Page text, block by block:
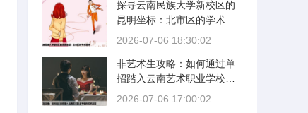
探寻云南民族大学新校区的
昆明坐标：北市区的学术绿
洲
2026-07-06 18:30:02
非艺术生攻略：如何通过单
招踏入云南艺术职业学校的
艺术殿堂
2026-07-06 17:00:02